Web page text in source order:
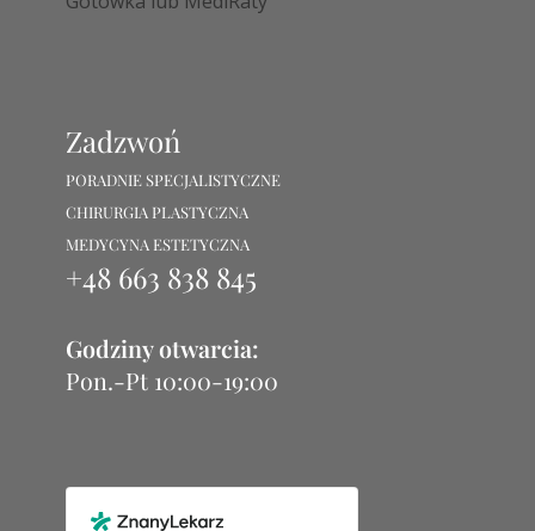
Zadzwoń
PORADNIE SPECJALISTYCZNE
CHIRURGIA PLASTYCZNA
MEDYCYNA ESTETYCZNA
+48 663 838 845
Godziny otwarcia:
Pon.-Pt 10:00-19:00